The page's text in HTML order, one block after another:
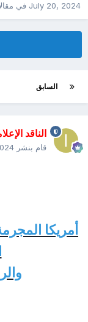
July 20, 2024في
السابق
الناقد
قام بنشر
أمريكا